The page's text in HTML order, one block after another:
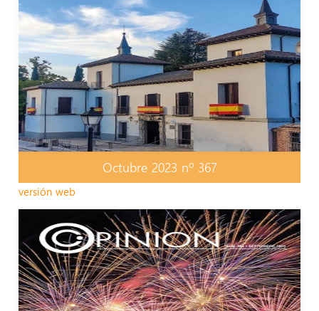
Octubre 2023 nº 367
versión web